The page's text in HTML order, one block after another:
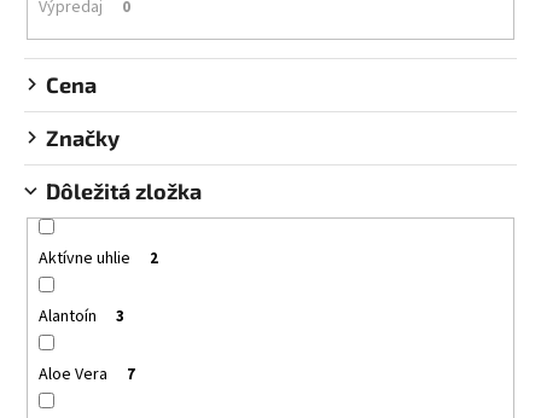
t
o
v
Výpredaj 0
Cena
Značky
Dôležitá zložka
Aktívne uhlie 2
Alantoín 3
Aloe Vera 7
HĽADAŤ
O
p
m